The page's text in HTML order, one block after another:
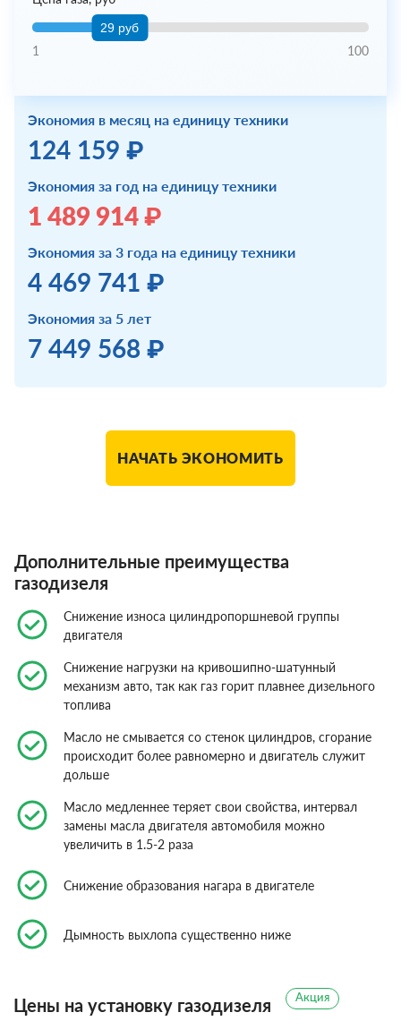
29 руб
1 100
Экономия в месяц на единицу техники
124 159 ₽
Экономия за год на единицу техники
1 489 914 ₽
Экономия за 3 года на единицу техники
4 469 741 ₽
Экономия за 5 лет
7 449 568 ₽
НАЧАТЬ ЭКОНОМИТЬ
Дополнительные преимущества
газодизеля
Снижение износа цилиндропоршневой группы
двигателя
Снижение нагрузки на кривошипно-шатунный
механизм авто, так как газ горит плавнее дизельного
топлива
Масло не смывается со стенок цилиндров, сгорание
происходит более равномерно и двигатель служит
дольше
Масло медленнее теряет свои свойства, интервал
замены масла двигателя автомобиля можно
увеличить в 1.5-2 раза
Снижение образования нагара в двигателе
Дымность выхлопа существенно ниже
Цены на установку газодизеля Акция